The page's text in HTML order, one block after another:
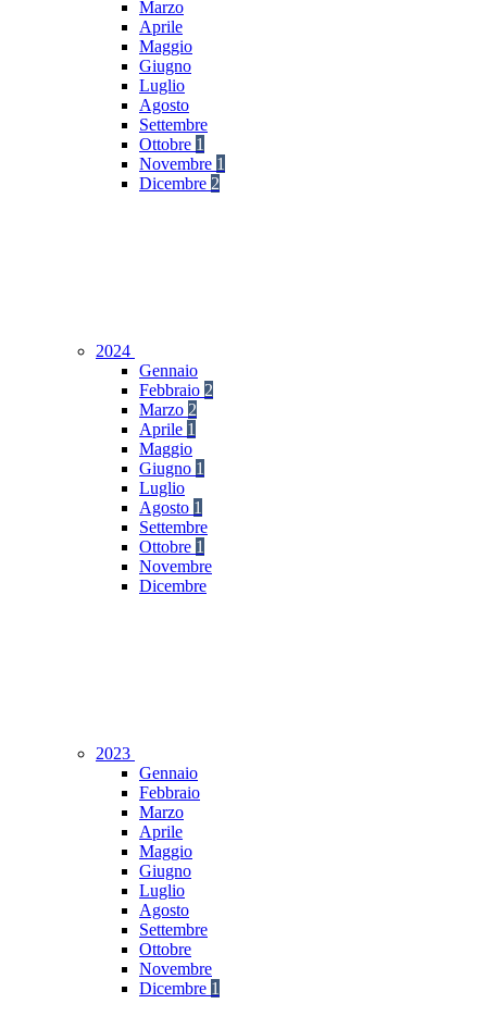
Marzo
Aprile
Maggio
Giugno
Luglio
Agosto
Settembre
Ottobre 1
Novembre 1
Dicembre 2
2024
Gennaio
Febbraio 2
Marzo 2
Aprile 1
Maggio
Giugno 1
Luglio
Agosto 1
Settembre
Ottobre 1
Novembre
Dicembre
2023
Gennaio
Febbraio
Marzo
Aprile
Maggio
Giugno
Luglio
Agosto
Settembre
Ottobre
Novembre
Dicembre 1